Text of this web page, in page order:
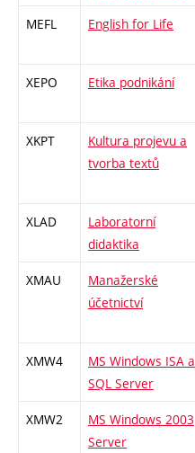
MEFL English for Life
XEPO Etika podnikání
XKPT
Kultura projevu a
tvorba textů
XLAD
Laboratorní
didaktika
XMAU
Manažerské
účetnictví
XMW4
MS Windows ISA a
SQL Server
XMW2
MS Windows 2003
Server